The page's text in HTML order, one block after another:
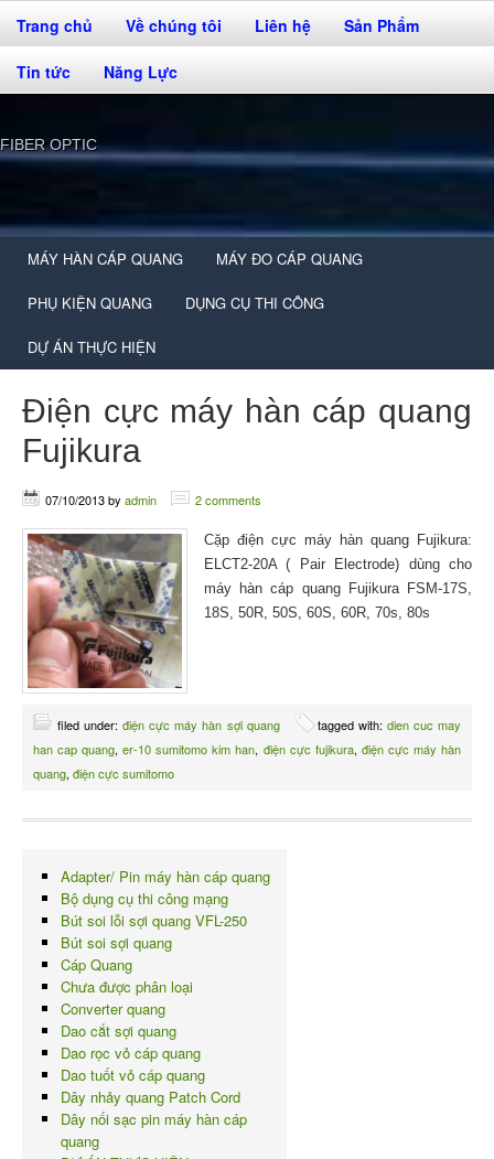
Trang chủ Về chúng tôi Liên hệ Sản Phẩm
Tin tức Năng Lực
FIBER OPTIC
MÁY HÀN CÁP QUANG MÁY ĐO CÁP QUANG
PHỤ KIỆN QUANG DỤNG CỤ THI CÔNG
DỰ ÁN THỰC HIỆN
Điện cực máy hàn cáp quang
Fujikura
07/10/2013by admin 2 comments
Cặp điện cực máy hàn quang Fujikura:
ELCT2-20A ( Pair Electrode) dùng cho
máy hàn cáp quang Fujikura FSM-17S,
18S, 50R, 50S, 60S, 60R, 70s, 80s
filed under:điện cực máy hàn sợi quang tagged with: dien cuc may
han cap quang,er-10 sumitomo kim han, điện cực fujikura, điện cực máy hàn
quang, điện cực sumitomo
Adapter/ Pin máy hàn cáp quang
Bộ dụng cụ thi công mạng
Bút soi lỗi sợi quang VFL-250
Bút soi sợi quang
Cáp Quang
Chưa được phân loại
Converter quang
Dao cắt sợi quang
Dao rọc vỏ cáp quang
Dao tuốt vỏ cáp quang
Dây nhảy quang Patch Cord
Dây nối sạc pin máy hàn cáp
quang